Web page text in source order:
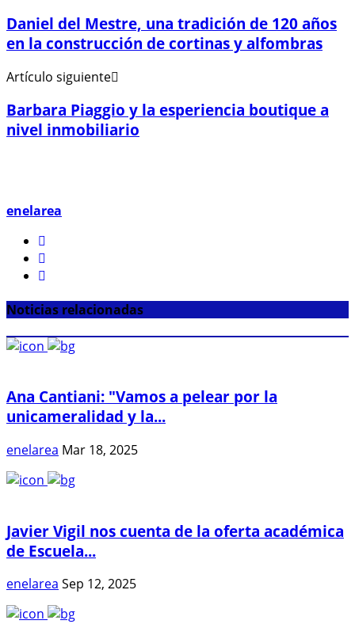
Daniel del Mestre, una tradición de 120 años
en la construcción de cortinas y alfombras
Artículo siguiente
Barbara Piaggio y la esperiencia boutique a
nivel inmobiliario
enelarea
Noticias relacionadas
Ana Cantiani: "Vamos a pelear por la
unicameralidad y la...
enelarea Mar 18, 2025
Javier Vigil nos cuenta de la oferta académica
de Escuela...
enelarea Sep 12, 2025